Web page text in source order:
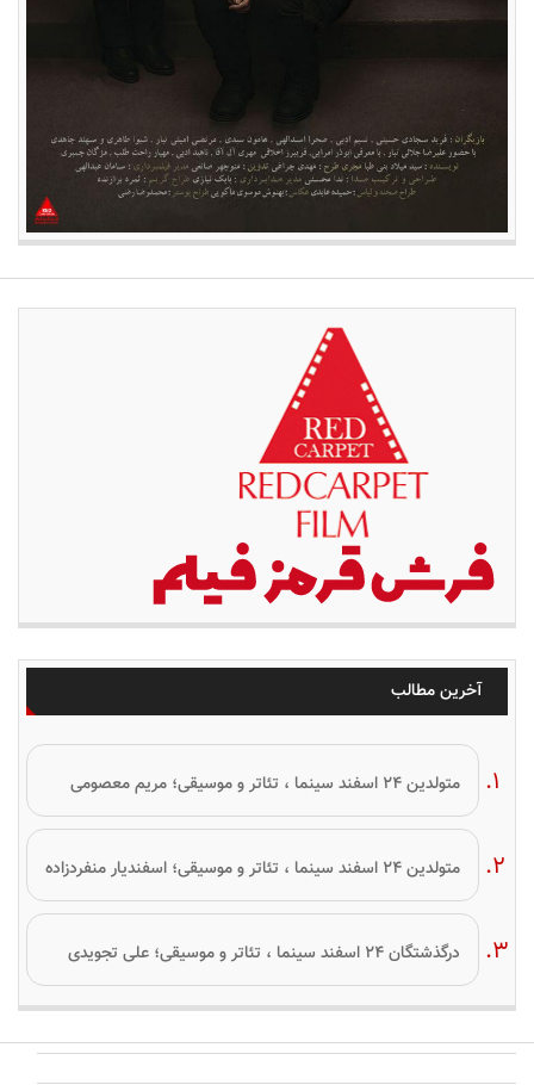
آخرین مطالب
متولدین ۲۴ اسفند سینما ، تئاتر و موسیقی؛ مریم معصومی
متولدین ۲۴ اسفند سینما ، تئاتر و موسیقی؛ اسفندیار منفردزاده
درگذشتگان ۲۴ اسفند سینما ، تئاتر و موسیقی؛ علی تجویدی